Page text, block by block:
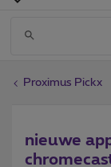
Proximus Pickx
nieuwe